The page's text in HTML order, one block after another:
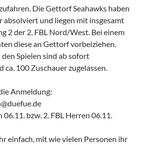
Die Gettorf Seahawks haben
absolviert und liegen mit insgesamt
2 der 2. FBL Nord/West. Bei einem
diese an Gettorf vorbeiziehen.
Spielen sind ab sofort
ca. 100 Zuschauer zugelassen.
Anmeldung:
bzw. 2. FBL Herren 06.11.
einfach, mit wie vielen Personen ihr